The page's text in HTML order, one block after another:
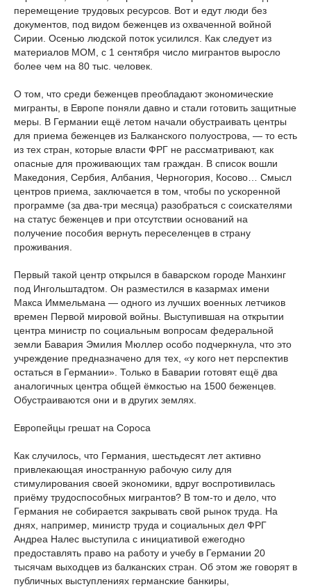
перемещение трудовых ресурсов. Вот и едут люди без
документов, под видом беженцев из охваченной войной
Сирии. Осенью людской поток усилился. Как следует из
материалов МОМ, с 1 сентября число мигрантов выросло
более чем на 80 тыс. человек.
О том, что среди беженцев преобладают экономические
мигранты, в Европе поняли давно и стали готовить защитные
меры. В Германии ещё летом начали обустраивать центры
для приема беженцев из Балканского полуострова, — то есть
из тех стран, которые власти ФРГ не рассматривают, как
опасные для проживающих там граждан. В список вошли
Македония, Сербия, Албания, Черногория, Косово… Смысл
центров приема, заключается в том, чтобы по ускоренной
программе (за два-три месяца) разобраться с соискателями
на статус беженцев и при отсутствии оснований на
получение пособия вернуть переселенцев в страну
проживания.
Первый такой центр открылся в баварском городе Манхинг
под Ингольштадтом. Он разместился в казармах имени
Макса Иммельмана — одного из лучших военных летчиков
времен Первой мировой войны. Выступившая на открытии
центра министр по социальным вопросам федеральной
земли Бавария Эмилия Мюллер особо подчеркнула, что это
учреждение предназначено для тех, «у кого нет перспектив
остаться в Германии». Только в Баварии готовят ещё два
аналогичных центра общей ёмкостью на 1500 беженцев.
Обустраиваются они и в других землях.
Европейцы грешат на Сороса
Как случилось, что Германия, шестьдесят лет активно
привлекающая иностранную рабочую силу для
стимулирования своей экономики, вдруг воспротивилась
приёму трудоспособных мигрантов? В том-то и дело, что
Германия не собирается закрывать свой рынок труда. На
днях, например, министр труда и социальных дел ФРГ
Андреа Налес выступила с инициативой ежегодно
предоставлять право на работу и учебу в Германии 20
тысячам выходцев из балканских стран. Об этом же говорят в
публичных выступлениях германские банкиры,